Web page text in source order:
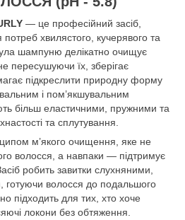
— це професійний засіб,
хвилястого, кучерявого та
шампуню делікатно очищує
пересушуючи їх, зберігає
підкреслити природну форму
і пом’якшувальним
більш еластичними, пружними та
та сплутування.
м’якого очищення, яке не
волосся, а навпаки — підтримує
робить завитки слухняними,
готуючи волосся до подальшого
підходить для тих, хто хоче
локони без обтяження.